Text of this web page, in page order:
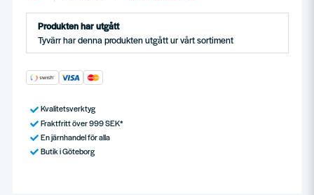
Produkten har utgått
Tyvärr har denna produkten utgått ur vårt sortiment
Kvalitetsverktyg
Fraktfritt över 999 SEK*
En järnhandel för alla
Butik i Göteborg